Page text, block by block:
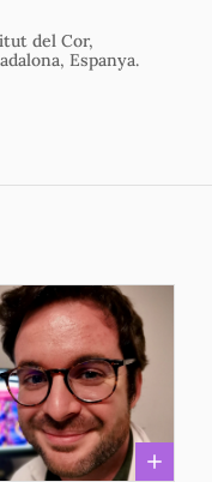
del Cor,
Espanya.